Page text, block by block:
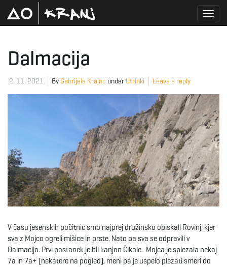
g
g
l
e
Dalmacija
2. 11. 2021 By Gabrijela Krajnc under Utrinki Leave a reply
V času jesenskih počitnic smo najprej družinsko obiskali Rovinj, kjer
sva z Mojco ogreli mišice in prste. Nato pa sva se odpravili v
Dalmacijo. Prvi postanek je bil kanjon Čikole. Mojca je splezala nekaj
7a in 7a+ (nekatere na pogled), meni pa je uspelo plezati smeri do